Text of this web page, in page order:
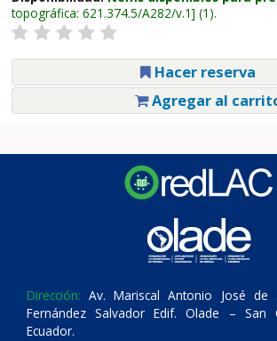
topográfica: 621.374.5/A282/v.1 (1).
Hacer reserva
Agregar al
Dirección: Av. Mariscal Antonio José de
Fernández Salvador Edif. Olade – San
Ecuador.